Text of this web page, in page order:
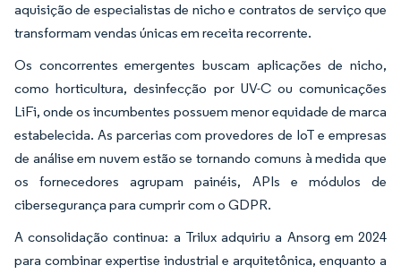
aquisição de especialistas de nicho e contratos de serviço que
transformam vendas únicas em receita recorrente.
Os concorrentes emergentes buscam aplicações de nicho,
como horticultura, desinfecção por UV-C ou comunicações
LiFi, onde os incumbentes possuem menor equidade de marca
estabelecida. As parcerias com provedores de IoT e empresas
de análise em nuvem estão se tornando comuns à medida que
os fornecedores agrupam painéis, APIs e módulos de
cibersegurança para cumprir com o GDPR.
A consolidação continua: a Trilux adquiriu a Ansorg em 2024
para combinar expertise industrial e arquitetônica, enquanto a